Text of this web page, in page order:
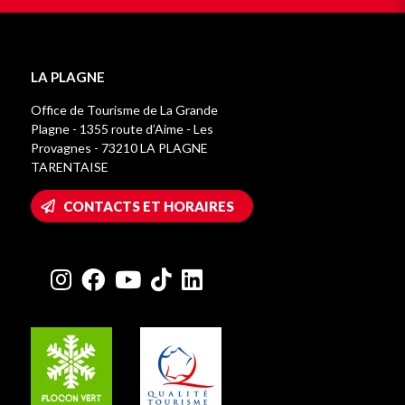
LA PLAGNE
Office de Tourisme de La Grande
Plagne - 1355 route d’Aime - Les
Provagnes - 73210 LA PLAGNE
TARENTAISE
CONTACTS ET HORAIRES